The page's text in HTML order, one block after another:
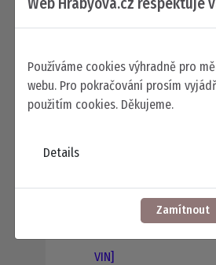
mobil:+420
Cestovné - cena cestovného
Plná moc k odeslání
VIN]
Používáme cookies výhradně pro
webu. Pro pokračování prosím
použitím cookies. Děkujeme.
Details
Zamítnout